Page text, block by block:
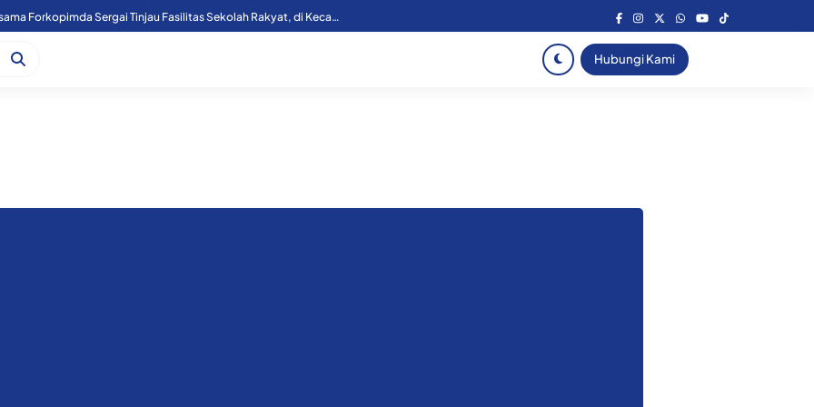
Kapoolres Sergai Bersama Forkopimda Sergai Tinjau Fasilitas Sekolah Rakyat, di Kecamatan Firdaus.
Hubungi Kami